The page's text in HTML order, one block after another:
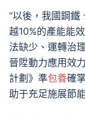
“以後，我國鋼
越10%的產能能
法缺少、運轉治
晉陞動力應用效
計劃》準包養確
助于充足施展節